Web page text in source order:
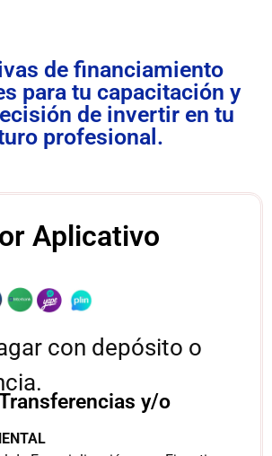
de financiamiento
para tu capacitación y
de invertir en tu
profesional.
Aplicativo
con depósito o
y/o